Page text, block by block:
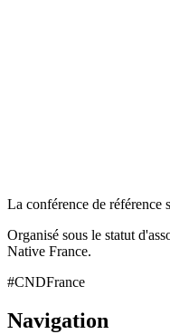
La conférence de
Organisé sous le statut
Native France.
#CNDFrance
Navigation